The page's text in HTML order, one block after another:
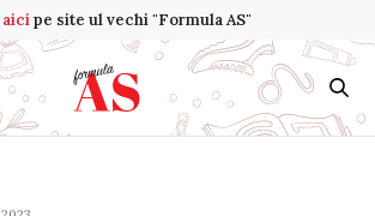
aicipe site ul vechi "Formula AS"